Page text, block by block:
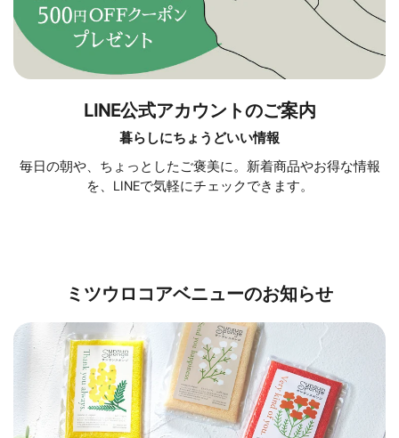
LINE公式アカウントのご案内
暮らしにちょうどいい情報
毎日の朝や、ちょっとしたご褒美に。新着商品やお得な情報
を、LINEで気軽にチェックできます。
ミツウロコアベニューのお知らせ